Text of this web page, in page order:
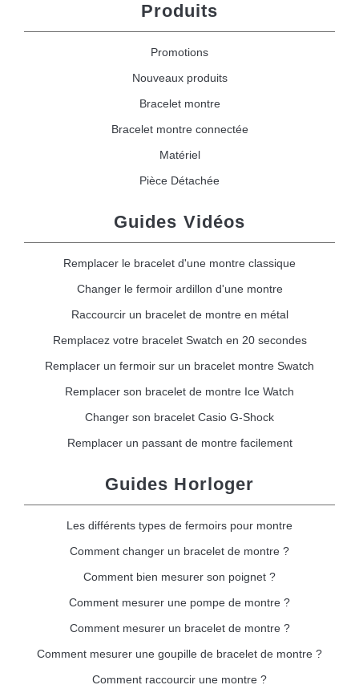
Produits
Promotions
Nouveaux produits
Bracelet montre
Bracelet montre connectée
Matériel
Pièce Détachée
Guides Vidéos
Remplacer le bracelet d'une montre classique
Changer le fermoir ardillon d'une montre
Raccourcir un bracelet de montre en métal
Remplacez votre bracelet Swatch en 20 secondes
Remplacer un fermoir sur un bracelet montre Swatch
Remplacer son bracelet de montre Ice Watch
Changer son bracelet Casio G-Shock
Remplacer un passant de montre facilement
Guides Horloger
Les différents types de fermoirs pour montre
Comment changer un bracelet de montre ?
Comment bien mesurer son poignet ?
Comment mesurer une pompe de montre ?
Comment mesurer un bracelet de montre ?
Comment mesurer une goupille de bracelet de montre ?
Comment raccourcir une montre ?